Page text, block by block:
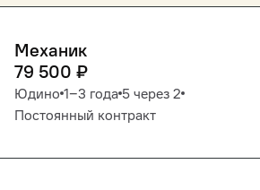
Механик
79 500 ₽
Юдино 1‒3 года 5 через 2
Постоянный контракт